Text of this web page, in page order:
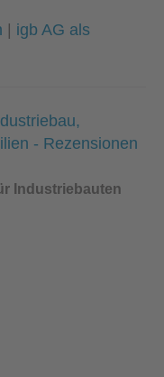
igb AG als
Industriebauten